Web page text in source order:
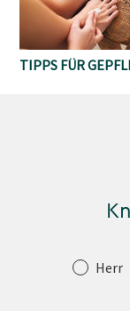
TIPPS FÜR
Anrede Herr